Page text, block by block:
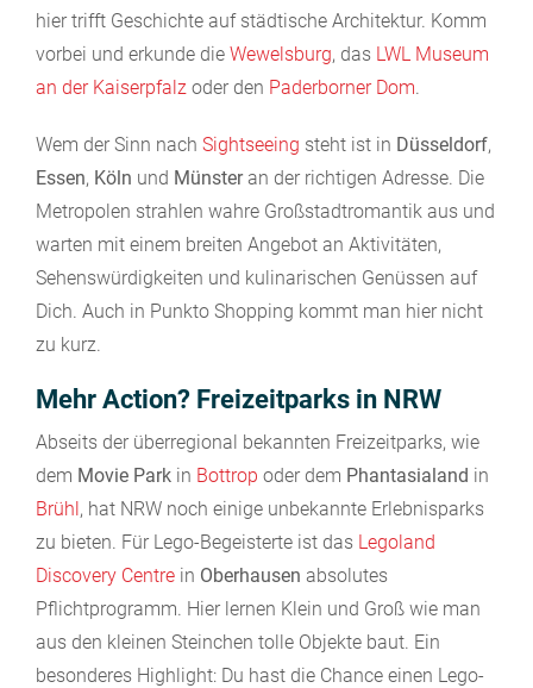
hier trifft Geschichte auf städtische Architektur. Komm
vorbei und erkunde die Wewelsburg, das LWL Museum
an der Kaiserpfalz oder den Paderborner Dom.
Wem der Sinn nach Sightseeing steht ist in Düsseldorf,
Essen, Köln und Münsteran der richtigen Adresse. Die
Metropolen strahlen wahre Großstadtromantik aus und
warten mit einem breiten Angebot an Aktivitäten,
Sehenswürdigkeiten und kulinarischen Genüssen auf
Dich. Auch in Punkto Shopping kommt man hier nicht
zu kurz.
Mehr Action? Freizeitparks in NRW
Abseits der überregional bekannten Freizeitparks, wie
dem Movie Park in Bottrop oder dem Phantasialand in
Brühl, hat NRW noch einige unbekannte Erlebnisparks
zu bieten. Für Lego-Begeisterte ist das Legoland
Discovery Centre in Oberhausen absolutes
Pflichtprogramm. Hier lernen Klein und Groß wie man
aus den kleinen Steinchen tolle Objekte baut. Ein
besonderes Highlight: Du hast die Chance einen Lego-